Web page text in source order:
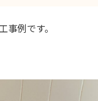
例です。